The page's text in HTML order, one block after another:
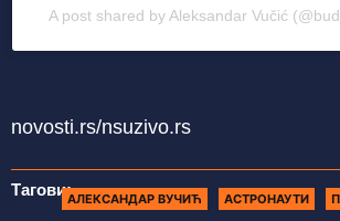
A post shared by Aleksandar Vučić
novosti.rs/nsuzivo.rs
Тагови:АЛЕКСАНДАР ВУЧИЋ АСТРОНАУТИ